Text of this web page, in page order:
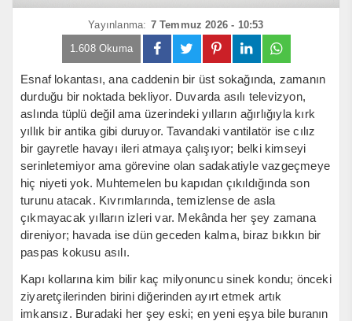
Yayınlanma: 7 Temmuz 2026 - 10:53
1.608 Okuma
Esnaf lokantası, ana caddenin bir üst sokağında, zamanın
durduğu bir noktada bekliyor. Duvarda asılı televizyon,
aslında tüplü değil ama üzerindeki yılların ağırlığıyla kırk
yıllık bir antika gibi duruyor. Tavandaki vantilatör ise cılız
bir gayretle havayı ileri atmaya çalışıyor; belki kimseyi
serinletemiyor ama görevine olan sadakatiyle vazgeçmeye
hiç niyeti yok. Muhtemelen bu kapıdan çıkıldığında son
turunu atacak. Kıvrımlarında, temizlense de asla
çıkmayacak yılların izleri var. Mekânda her şey zamana
direniyor; havada ise dün geceden kalma, biraz bıkkın bir
paspas kokusu asılı.
Kapı kollarına kim bilir kaç milyonuncu sinek kondu; önceki
ziyaretçilerinden birini diğerinden ayırt etmek artık
imkansız. Buradaki her şey eski; en yeni eşya bile buranın